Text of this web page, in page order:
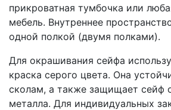
прикроватная тумбочка или
мебель. Внутреннее
одной полкой (двумя полками).
Для окрашивания сейфа
краска серого цвета. Она
сколам, а также защищает сейф
металла. Для индивидуальных